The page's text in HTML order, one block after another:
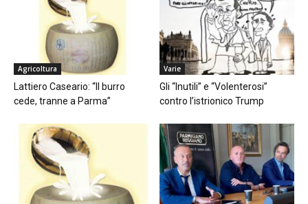
Agricoltura
Lattiero Caseario: “Il burro
cede, tranne a Parma”
Varie
Gli “Inutili” e “Volenterosi”
contro l’istrionico Trump